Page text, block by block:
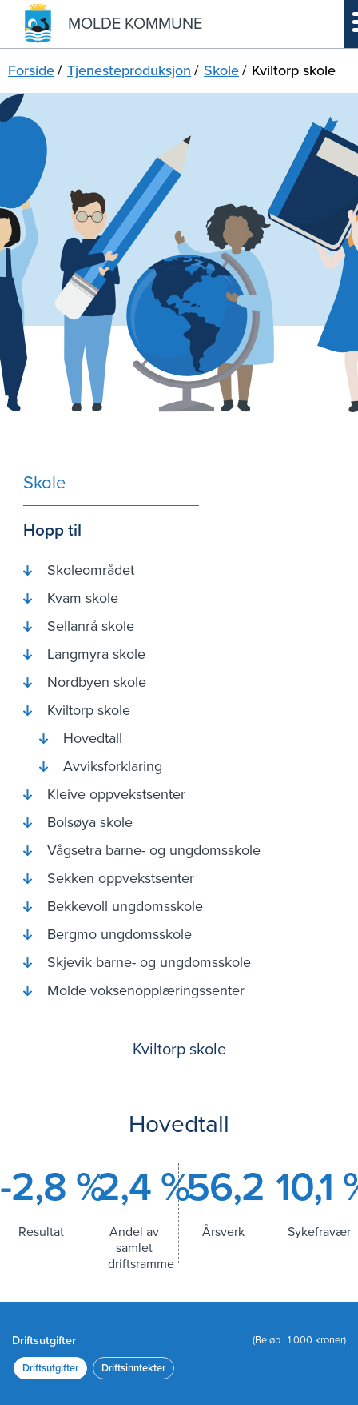
Forside Tjenesteproduksjon Skole Kviltorp skole
Innlededning
Kommunestyret
Organisasjonskart
Konsernet
Kommunens styringsredskap
Ordførerens kommentar
Årsmelding
Rådmannens kommentar
Hovedtall
Hovedtallsanalyse
Likestilling
Etikk
Rådmannens avsluttende
Årsregnskap
Årsregnskap
Tjenesteproduksjon
Stabsavdelingene
Skole
Barnehage
Familie- og sosialtjenester
Helse og omsorg
Teknisk
Kommunale tjenester levert
av andre
Utdyping og analyser
økonomi
Andre selskap
Kommunale foretak
Stiftelser
MOLDE KOMMUNE
Skole
Hopp til
Skoleområdet
Kvam skole
Sellanrå skole
Langmyra skole
Nordbyen skole
Kviltorp skole
Hovedtall
Avviksforklaring
Kleive oppvekstsenter
Bolsøya skole
Vågsetra barne- og ungdomsskole
Sekken oppvekstsenter
Bekkevoll ungdomsskole
Bergmo ungdomsskole
Skjevik barne- og ungdomsskole
Molde voksenopplæringssenter
Kviltorp skole
Hovedtall
-2,8 %
Resultat
2,4 %
Andel av
samlet
driftsramme
56,2
Årsverk
10,1
Sykefravær
(Beløp i 1 000 kroner)
Driftsutgifter
Driftsutgifter Driftsinntekter